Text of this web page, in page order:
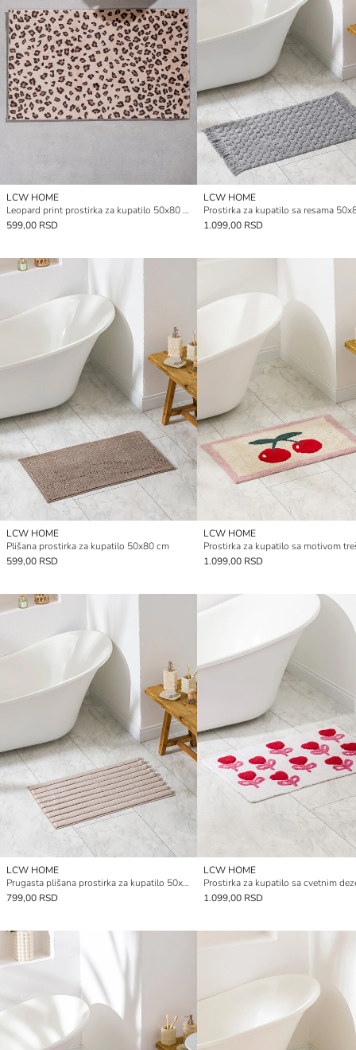
LCW HOME
Leopard print prostirka za kupatilo 50x80 cm
599,00 RSD
LCW HOME
Prostirka za kupatilo sa resama
1.099,00 RSD
LCW HOME
Plišana prostirka za kupatilo 50x80 cm
599,00 RSD
LCW HOME
1.099,00 RSD
LCW HOME
Prugasta plišana prostirka za kupatilo 50x80 cm
799,00 RSD
LCW HOME
1.099,00 RSD